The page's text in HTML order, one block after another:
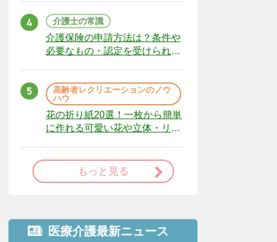
介護士の常識
介護保険の申請方法は？条件や
必要なもの・認定を受けられな
高齢者レクリエーションのノウ
ハウ
花の折り紙20選！一枚から簡単
に作れる可愛い花や立体・リー
もっと見る
医療介護最新ニュース